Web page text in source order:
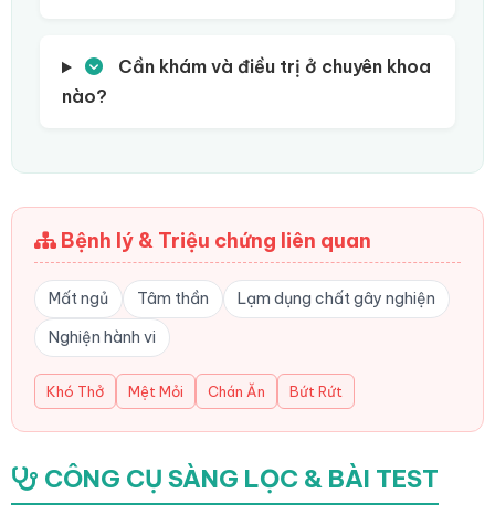
Cần khám và điều trị ở chuyên khoa
nào?
Bệnh lý & Triệu chứng liên quan
Mất ngủ Tâm thần
Lạm dụng chất gây nghiện
Nghiện hành vi
Khó Thở Mệt Mỏi Chán Ăn Bứt Rứt
CÔNG CỤ SÀNG LỌC & BÀI TEST